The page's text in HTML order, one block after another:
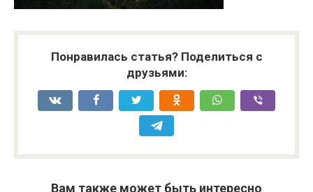
Понравилась статья? Поделиться с
друзьями:
Вам также может быть интересно